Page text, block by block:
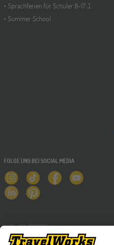
Sprachferien für Schüler 8-17 J.
Summer School
FOLGE UNS BEI SOCIAL MEDIA
NEWSLETTER